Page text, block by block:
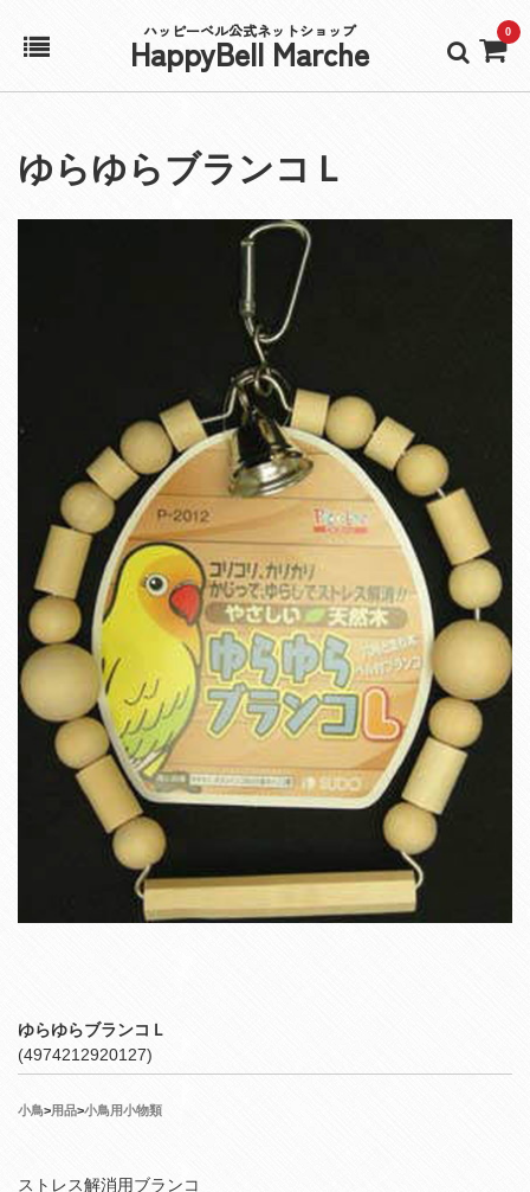
ハッピーベル公式ネットショップ
HappyBell Marche 0
アカウント
ゆらゆらブランコＬ
ゆらゆらブランコＬ
(4974212920127)
小鳥>用品>小鳥用小物類
ストレス解消用ブランコ